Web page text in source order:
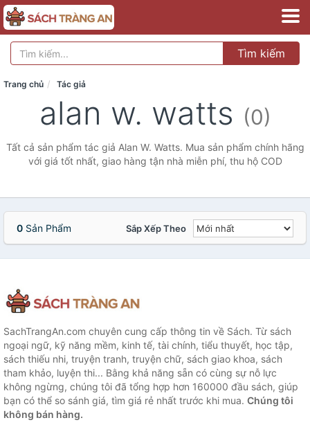
Tìm kiếm
Trang chủ Tác giả
alan w. watts (0)
Tất cả sản phẩm tác giả Alan W. Watts. Mua sản phẩm chính hãng
với giá tốt nhất, giao hàng tận nhà miễn phí, thu hộ COD
0 Sản Phẩm Sắp Xếp Theo
SachTrangAn.com chuyên cung cấp thông tin về Sách. Từ sách
ngoại ngữ, kỹ năng mềm, kinh tế, tài chính, tiểu thuyết, học tập,
sách thiếu nhi, truyện tranh, truyện chữ, sách giao khoa, sách
tham khảo, luyện thi... Bằng khả năng sẵn có cùng sự nỗ lực
không ngừng, chúng tôi đã tổng hợp hơn 160000 đầu sách, giúp
bạn có thể so sánh giá, tìm giá rẻ nhất trước khi mua. Chúng tôi
không bán hàng.